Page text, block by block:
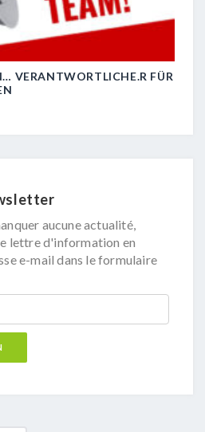
VERANTWORTLICHE.R FÜR
aucune actualité,
lettre d'information en
e-mail dans le formulaire